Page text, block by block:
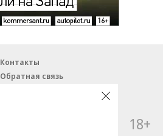
Контакты
Обратная связь
18+